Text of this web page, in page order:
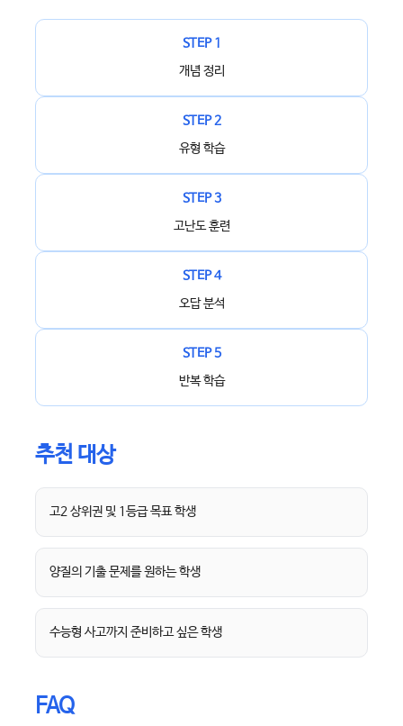
STEP 1
개념 정리
STEP 2
유형 학습
STEP 3
고난도 훈련
STEP 4
오답 분석
STEP 5
반복 학습
추천 대상
고2 상위권 및 1등급 목표 학생
양질의 기출 문제를 원하는 학생
수능형 사고까지 준비하고 싶은 학생
FAQ